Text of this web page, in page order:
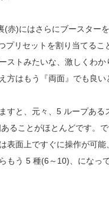
赤)にはさらにブースターを
プリセットを割り当てるこ
ストみたいな、激しくわか
方はもう『両面』でも良い
すと、元々、5 ループある
ることがほとんどです。
表面上ですぐに操作が可能
もう 5 種(6～10)、になっ